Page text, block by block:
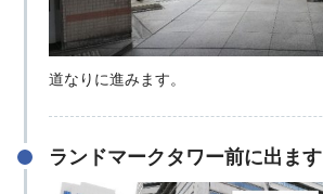
道なりに進みます。
ランドマークタワー前に出ます